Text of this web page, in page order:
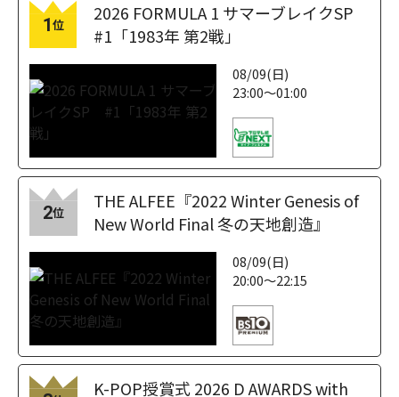
1 位
2026 FORMULA 1 サマーブレイクSP
#1「1983年 第2戦」
08/09(日)
23:00～01:00
2位
THE ALFEE『2022 Winter Genesis of
New World Final 冬の天地創造』
08/09(日)
20:00～22:15
K-POP授賞式 2026 D AWARDS with